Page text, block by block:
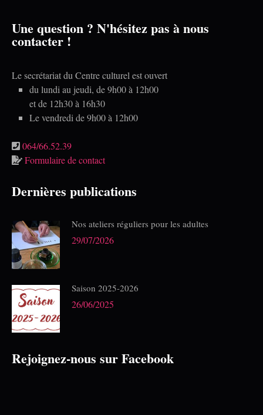
Une question ? N'hésitez pas à nous
contacter !
Le secrétariat du Centre culturel est ouvert
du lundi au jeudi, de 9h00 à 12h00
et de 12h30 à 16h30
Le vendredi de 9h00 à 12h00
064/66.52.39
Formulaire de contact
Dernières publications
Nos ateliers réguliers pour les adultes
29/07/2026
Saison 2025-2026
26/06/2025
Rejoignez-nous sur Facebook